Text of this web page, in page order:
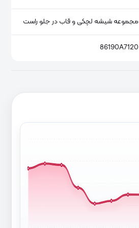
مجموعه شیشه لچکی و قاب در جلو راست
86190A7120